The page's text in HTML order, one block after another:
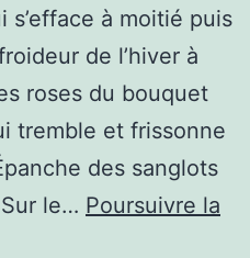
s’efface à moitié puis
de l’hiver à
roses du bouquet
tremble et frissonne
des sanglots
le… Poursuivre la